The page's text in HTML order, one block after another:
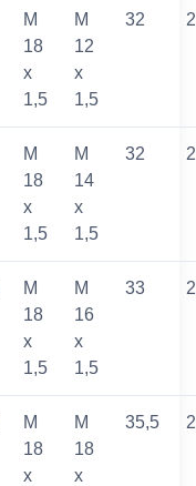
M
18
x
1,5
M
12
x
1,5
32
M
18
x
1,5
M
14
x
1,5
32
M
18
x
1,5
M
16
x
1,5
33
M
18
x
M
18
x
35,5